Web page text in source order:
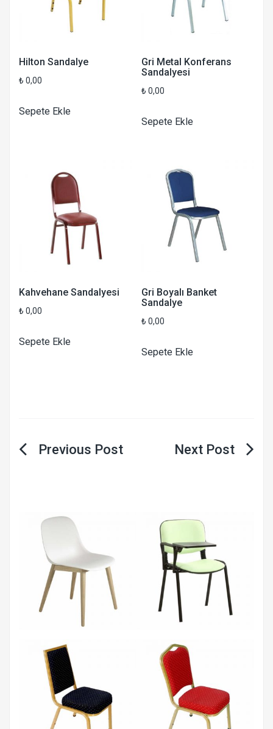
Hilton Sandalye
₺ 0,00
Sepete Ekle
Gri Metal Konferans
Sandalyesi
₺ 0,00
Sepete Ekle
Kahvehane Sandalyesi
₺ 0,00
Sepete Ekle
Gri Boyalı Banket
Sandalye
₺ 0,00
Sepete Ekle
Yazı